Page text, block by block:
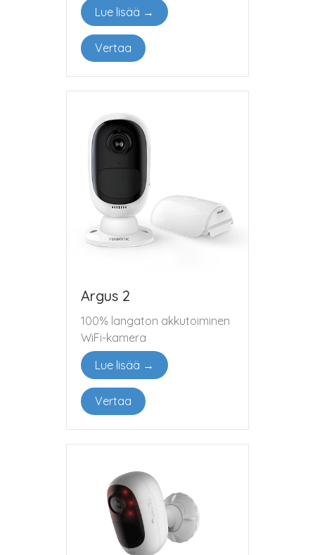
Lue lisää →
Vertaa
Argus 2
100% langaton akkutoiminen
WiFi-kamera
Lue lisää →
Vertaa